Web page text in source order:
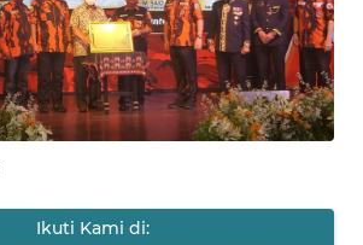
Ikuti Kami di: